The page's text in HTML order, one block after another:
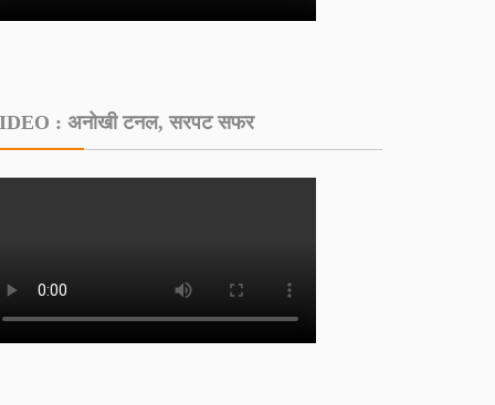
: अनोखी टनल, सरपट सफर